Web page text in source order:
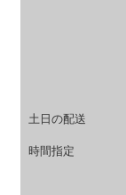
土日の配送
時間指定